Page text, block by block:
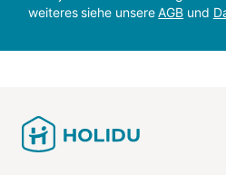
weiteres siehe unsereAGB und